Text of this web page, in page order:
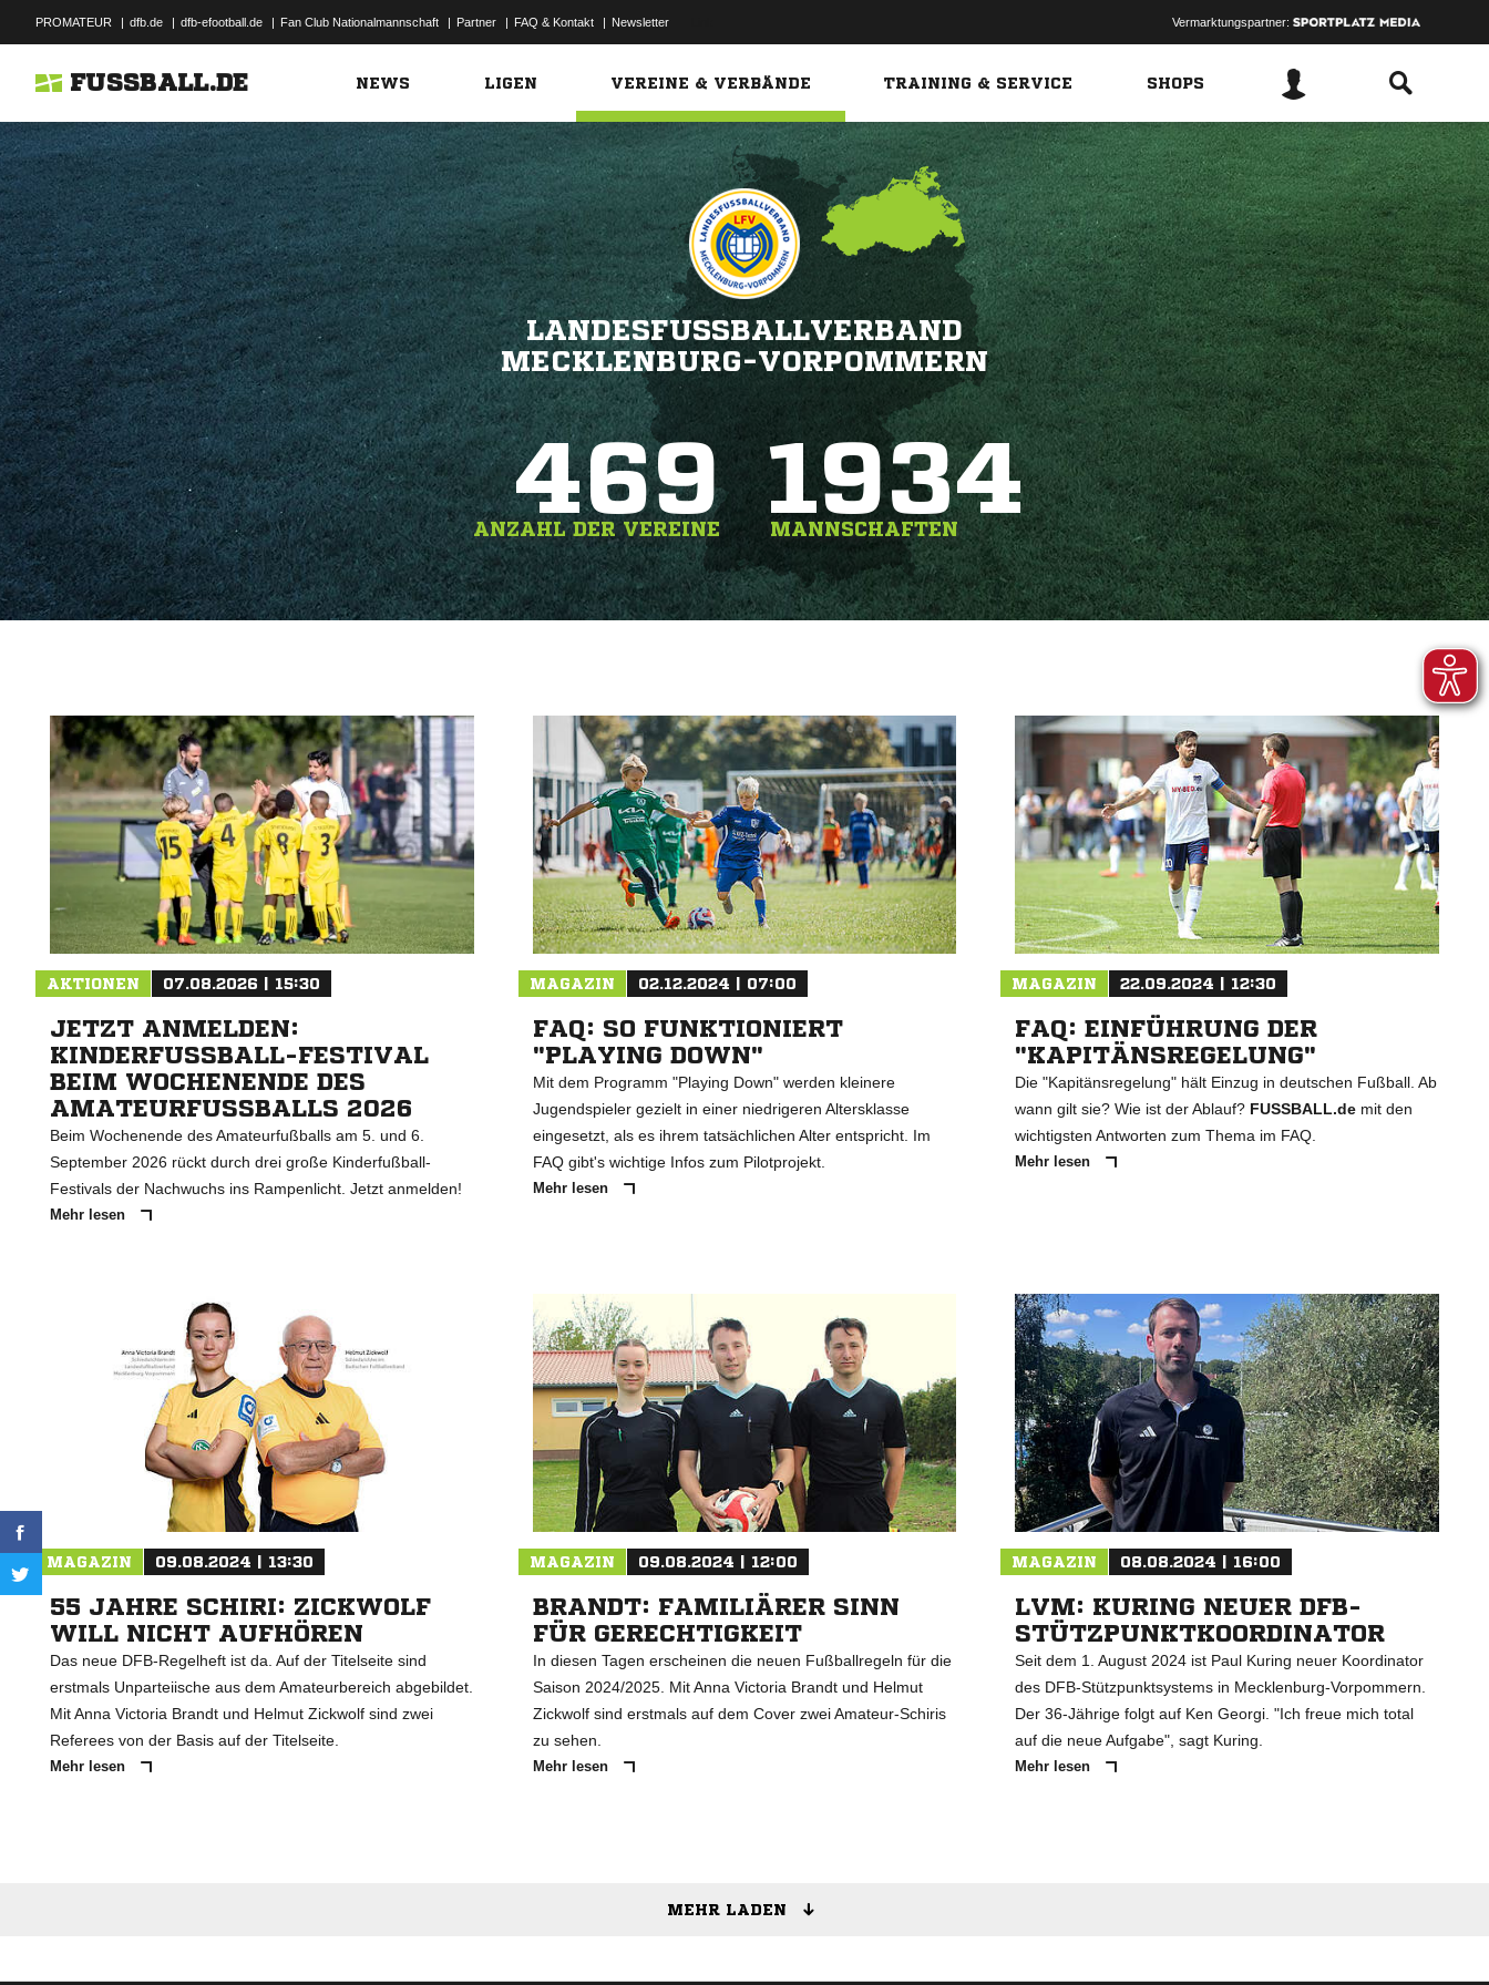
PROMATEUR | dfb.de | dfb-efootball.de | Fan Club Nationalmannschaft | Partner | FAQ & Kontakt | Newsletter Vermarktungspartner:
FUSSBALL.DE NEWS LIGEN VEREINE & VERBÄNDE TRAINING & SERVICE SHOPS
LANDESFUSSBALLVERBAND M
ECKLENBURG-VORPOMMERN
469
ANZAHL DER VEREINE
1934
MANNSCHAFTEN
AKTIONEN 07.08.2026 | 15:30
JETZT ANMELDEN:
KINDERFUSSBALL-FESTIVAL B
EIM WOCHENENDE DES A
MATEURFUSSBALLS 2026
Beim Wochenende des Amateurfußballs am 5. und 6.
September 2026 rückt durch drei große Kinderfußball-
Festivals der Nachwuchs ins Rampenlicht. Jetzt anmelden!
Mehr lesen
MAGAZIN 02.12.2024 | 07:00
FAQ: SO FUNKTIONIERT
"PLAYING DOWN"
Mit dem Programm "Playing Down" werden kleinere
Jugendspieler gezielt in einer niedrigeren Altersklasse
eingesetzt, als es ihrem tatsächlichen Alter entspricht. Im
FAQ gibt's wichtige Infos zum Pilotprojekt.
Mehr lesen
MAGAZIN 22.09.2024 | 12:30
FAQ: EINFÜHRUNG DER
"KAPITÄNSREGELUNG"
Die "Kapitänsregelung" hält Einzug in deutschen Fußball. Ab
wann gilt sie? Wie ist der Ablauf? FUSSBALL.de mit den
wichtigsten Antworten zum Thema im FAQ.
Mehr lesen
MAGAZIN 09.08.2024 | 13:30
55 JAHRE SCHIRI: ZICKWOLF
WILL NICHT AUFHÖREN
Das neue DFB-Regelheft ist da. Auf der Titelseite sind
erstmals Unparteiische aus dem Amateurbereich abgebildet.
Mit Anna Victoria Brandt und Helmut Zickwolf sind zwei
Referees von der Basis auf der Titelseite.
Mehr lesen
MAGAZIN 09.08.2024 | 12:00
BRANDT: FAMILIÄRER SINN
FÜR GERECHTIGKEIT
In diesen Tagen erscheinen die neuen Fußballregeln für die
Saison 2024/2025. Mit Anna Victoria Brandt und Helmut
Zickwolf sind erstmals auf dem Cover zwei Amateur-Schiris
zu sehen.
Mehr lesen
MAGAZIN 08.08.2024 | 16:00
LVM: KURING NEUER DFB-
STÜTZPUNKTKOORDINATOR
Seit dem 1. August 2024 ist Paul Kuring neuer Koordinator
des DFB-Stützpunktsystems in Mecklenburg-Vorpommern.
Der 36-Jährige folgt auf Ken Georgi. "Ich freue mich total
auf die neue Aufgabe", sagt Kuring.
Mehr lesen
MEHR LADEN